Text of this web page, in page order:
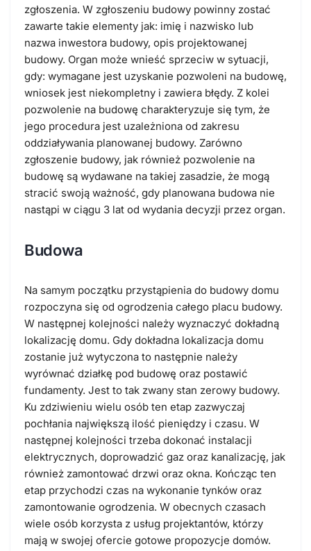
zgłoszenia. W zgłoszeniu budowy powinny zostać
zawarte takie elementy jak: imię i nazwisko lub
nazwa inwestora budowy, opis projektowanej
budowy. Organ może wnieść sprzeciw w sytuacji,
gdy: wymagane jest uzyskanie pozwoleni na budowę,
wniosek jest niekompletny i zawiera błędy. Z kolei
pozwolenie na budowę charakteryzuje się tym, że
jego procedura jest uzależniona od zakresu
oddziaływania planowanej budowy. Zarówno
zgłoszenie budowy, jak również pozwolenie na
budowę są wydawane na takiej zasadzie, że mogą
stracić swoją ważność, gdy planowana budowa nie
nastąpi w ciągu 3 lat od wydania decyzji przez organ.
Budowa
Na samym początku przystąpienia do budowy domu
rozpoczyna się od ogrodzenia całego placu budowy.
W następnej kolejności należy wyznaczyć dokładną
lokalizację domu. Gdy dokładna lokalizacja domu
zostanie już wytyczona to następnie należy
wyrównać działkę pod budowę oraz postawić
fundamenty. Jest to tak zwany stan zerowy budowy.
Ku zdziwieniu wielu osób ten etap zazwyczaj
pochłania największą ilość pieniędzy i czasu. W
następnej kolejności trzeba dokonać instalacji
elektrycznych, doprowadzić gaz oraz kanalizację, jak
również zamontować drzwi oraz okna. Kończąc ten
etap przychodzi czas na wykonanie tynków oraz
zamontowanie ogrodzenia. W obecnych czasach
wiele osób korzysta z usług projektantów, którzy
mają w swojej ofercie gotowe propozycje domów.